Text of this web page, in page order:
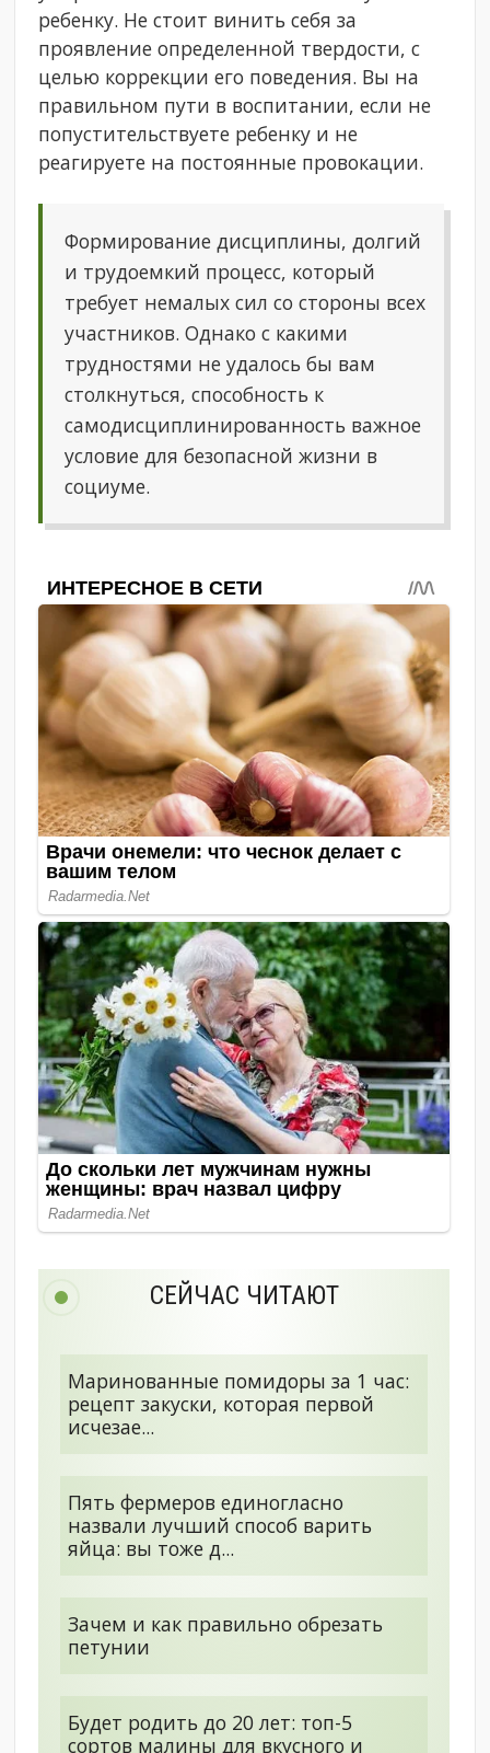
ребенку. Не стоит винить себя за
проявление определенной твердости, с
целью коррекции его поведения. Вы на
правильном пути в воспитании, если не
попустительствуете ребенку и не
реагируете на постоянные провокации.
Формирование дисциплины, долгий
и трудоемкий процесс, который
требует немалых сил со стороны всех
участников. Однако с какими
трудностями не удалось бы вам
столкнуться, способность к
самодисциплинированность важное
условие для безопасной жизни в
социуме.
СЕЙЧАС ЧИТАЮТ
Маринованные помидоры за 1 час:
рецепт закуски, которая первой
исчезае...
Пять фермеров единогласно
назвали лучший способ варить
яйца: вы тоже д...
Зачем и как правильно обрезать
петунии
Будет родить до 20 лет: топ-5
сортов малины для вкусного и